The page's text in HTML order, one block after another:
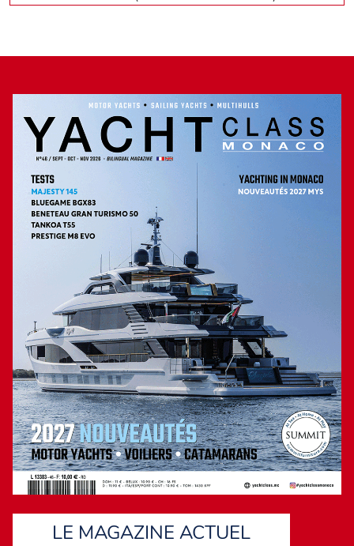
repas capable de recevoir jusqu’à dix convives qui pourront
couple d’armateurs, précisément une suite de 25 m
« plus » de cette master : à l’avant, elle s’ouvre sur une petite
terrasse privative qui sert aussi de zone technique.
Trois puissances moteur
Comme sur la plupart des modèles de cette taille, le pont
inférieur est, dans les deux tiers de sa surface, dédié aux
cabines passagers et équipage. On dénombre tout d’abord
deux VIP de 12 m2mais aussi deux guests de 11 m
chacune disposant d’une salle de bain, avec douche
indépendante et WC, et d’un dressing. L’équipage se voit
attribuer deux cabines simples avec une seule salle de bain.
Un accès mène à la salle des machines ou trônent deux
diesels MAN V12 de 2 000 ch, soit la puissance maxi avec
lesquels le Pearl 82, selon le constructeur, file 32 nœuds.
Deux autres versions moteur de ce flybridge fort séduisant
sont proposées : 2 x 1 650 ch MAN V12 et 2 x 1 800 ch
MAN V12. En lançant sur le marché ce modèle aux qualités
avérées, le chantier Pearl n’aura aucun mal à dénicher des
acquéreurs en quête de croisières agréables et confortables.
Avec des signatures comme Bill Dixon et Kelly Hoppen
comment pourrait-il en être autrement ?
LE MAGAZINE ACTUEL